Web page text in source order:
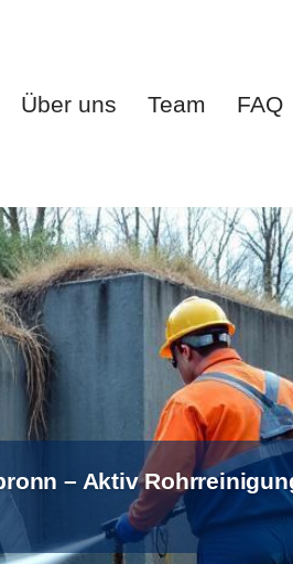
Über uns Team FAQ
Über uns Team
– Aktiv